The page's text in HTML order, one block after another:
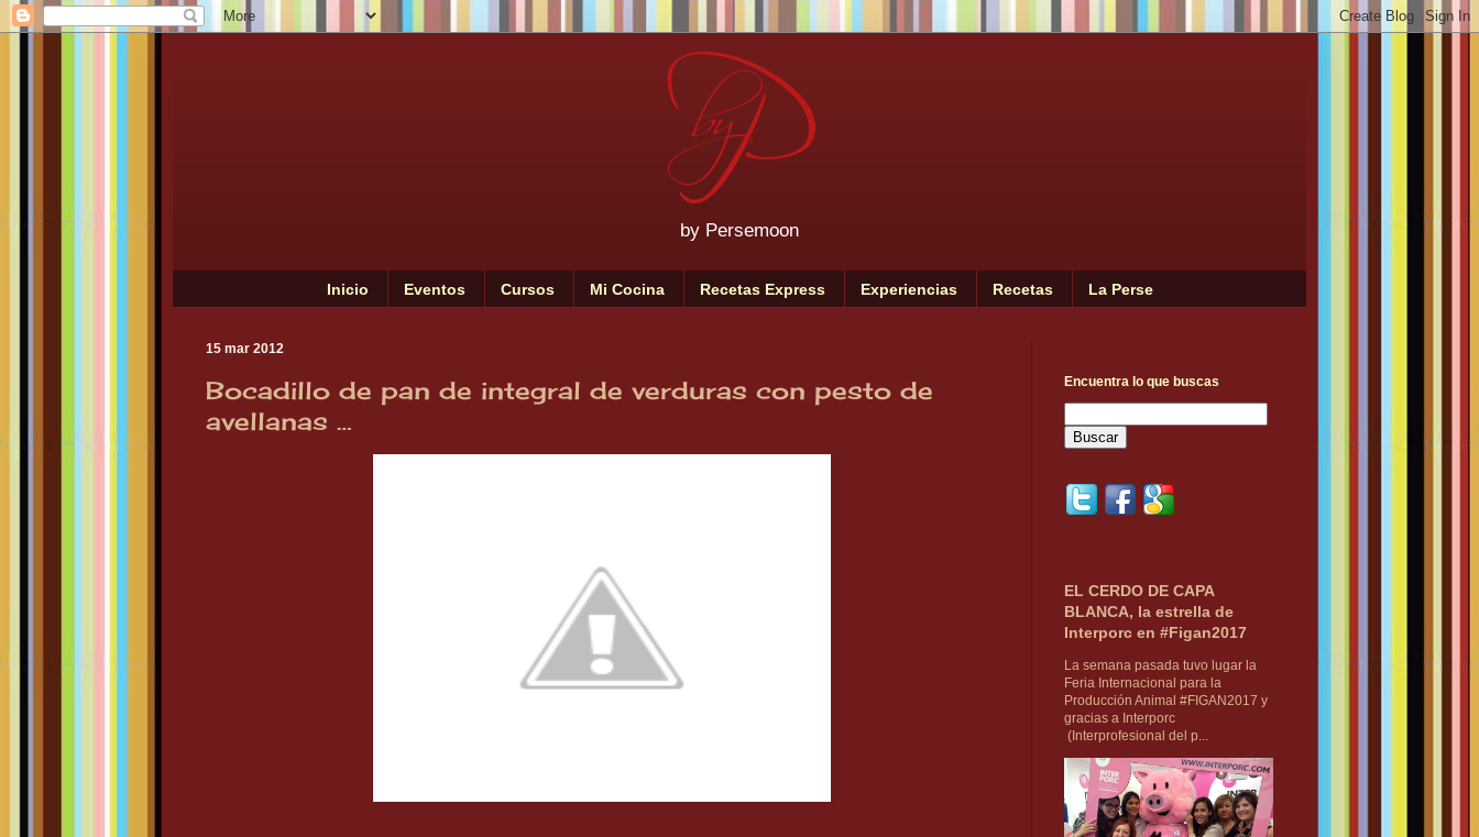
by Persemoon
Inicio Eventos Cursos Mi Cocina Recetas Express Experiencias Recetas La Perse
15 mar 2012
Bocadillo de pan de integral de verduras con pesto de
avellanas …
Encuentra lo que buscas
EL CERDO DE CAPA
BLANCA, la estrella de
Interporc en #Figan2017
La semana pasada tuvo lugar la
Feria Internacional para la
Producción Animal #FIGAN2017 y
gracias a Interporc
(Interprofesional del p...